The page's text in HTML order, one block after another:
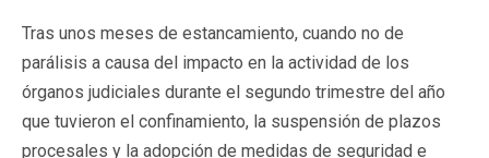
Tras unos meses de estancamiento, cuando no de
parálisis a causa del impacto en la actividad de los
órganos judiciales durante el segundo trimestre del año
que tuvieron el confinamiento, la suspensión de plazos
procesales y la adopción de medidas de seguridad e